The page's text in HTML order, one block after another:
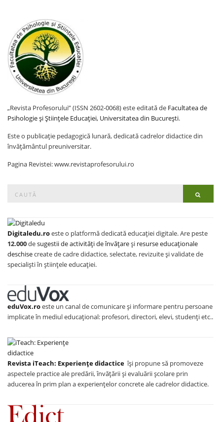
„Revista Profesorului” (ISSN 2602-0068) este editată de Facultatea de
Psihologie și Științele Educației, Universitatea din București.
Este o publicație pedagogică lunară, dedicată cadrelor didactice din
învățământul preuniversitar.
Pagina Revistei: www.revistaprofesorului.ro
for:
Digitaledu.roeste o platformă dedicată educației digitale. Are peste
12.000desugestii de activități de învățareși resurse educaționale
deschisecreate de cadre didactice, selectate, revizuite și validate de
specialiști în științele educației.
eduVox.roeste un canal de comunicare și informare pentru persoane
implicate în mediul educațional: profesori, directori, elevi, studenți etc..
Revista iTeach: Experienţe didactice îşi propune să promoveze
aspectele practice ale predării, învăţării şi evaluării şcolare prin
aducerea în prim plan a experienţelor concrete ale cadrelor didactice.